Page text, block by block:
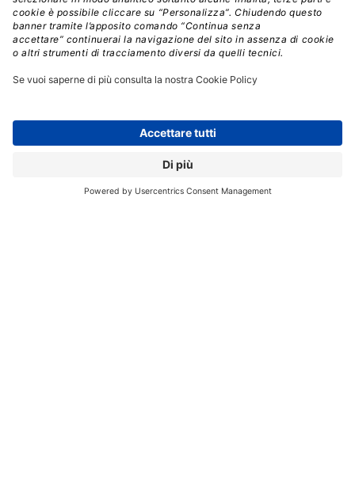
commerciale e per le aziendeTeamViewer offre diverse
licenze su misura per soddisfare le specifiche esigenze
di piccole e grandi aziende.
TEAMVIEWER
TEAMVIEWER 14